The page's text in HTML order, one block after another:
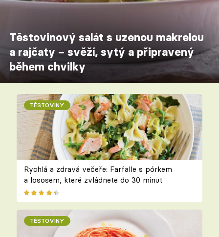
Těstovinový salát s uzenou makrelou
a rajčaty – svěží, sytý a připravený
během chvilky
TĚSTOVINY
Rychlá a zdravá večeře: Farfalle s pórkem
a lososem, které zvládnete do 30 minut
TĚSTOVINY